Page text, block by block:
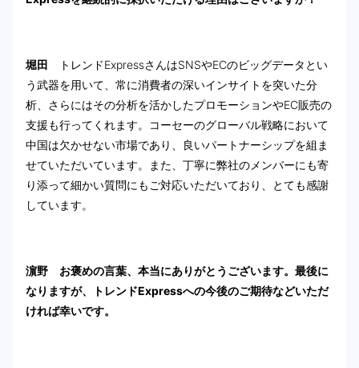
堀田 トレンドExpressさんはSNSやECのビッグデータとい
う武器を用いて、常に消費者の深いインサイトを突いた分
析、さらにはその分析を活かしたプロモーションやEC販売の
支援も行ってくれます。コーセーのグローバル戦略において
中国は欠かせない市場であり、良いパートナーシップを組ま
せていただいています。また、丁寧に弊社のメンバーにも寄
り添って細かい質問にもご対応いただいており、とても感謝
しています。
濵野 お褒めの言葉、本当にありがとうございます。最後に
なりますが、トレンドExpressへの今後のご期待などいただ
ければ幸いです。